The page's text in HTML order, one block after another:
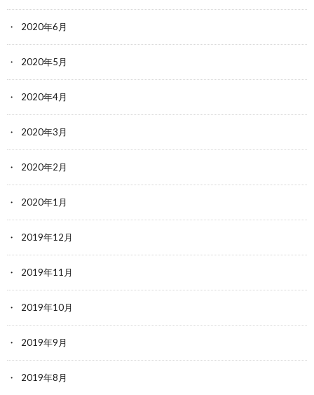
2020年6月
2020年5月
2020年4月
2020年3月
2020年2月
2020年1月
2019年12月
2019年11月
2019年10月
2019年9月
2019年8月